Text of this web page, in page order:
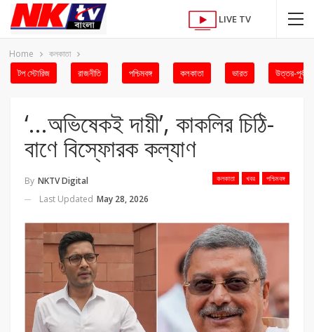
LIVE TV
Home কলকাতা
টপ স্টোরিজ রাজনীতি পশ্চিমবঙ্গ কলকাতা ভারত উত্তর-পূর্ব
‘…অভিষেকই দায়ী’, কাকলির চিঠি-
বাণে বিস্ফোরক কল্যাণ
কলকাতা খবর পশ্চিমবঙ্গ
By NKTV Digital
Last Updated May 28, 2026